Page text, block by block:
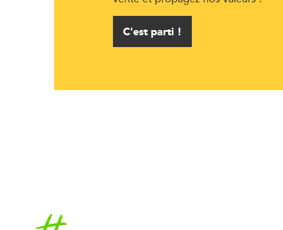
C'est parti !
Accueil